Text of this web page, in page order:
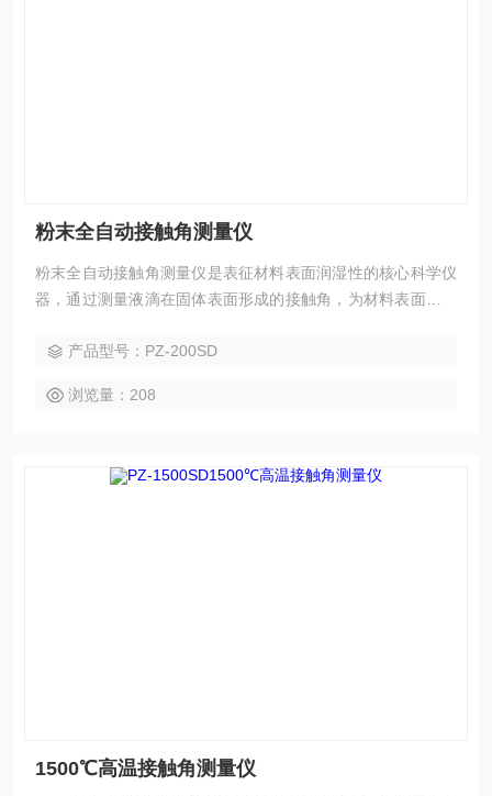
粉末全自动接触角测量仪
粉末全自动接触角测量仪是表征材料表面润湿性的核心科学仪
器，通过测量液滴在固体表面形成的接触角，为材料表面能、
用及技术发展等多维度进行全面解析。
产品型号：PZ-200SD
浏览量：208
1500℃高温接触角测量仪